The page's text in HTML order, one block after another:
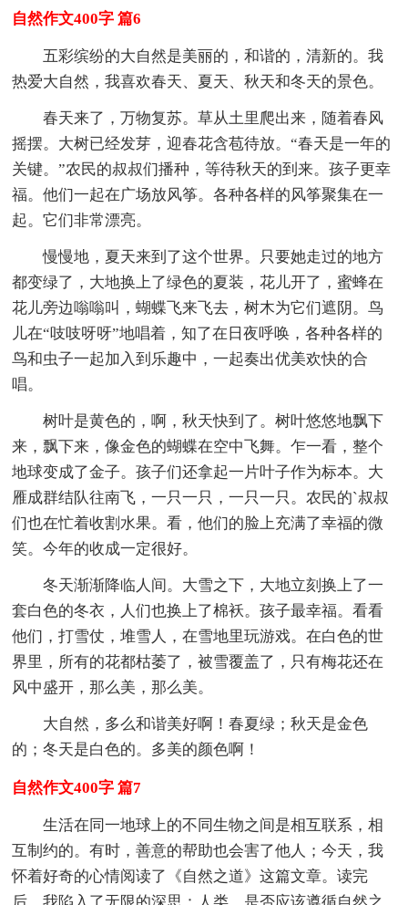
自然作文400字 篇6
五彩缤纷的大自然是美丽的，和谐的，清新的。我
热爱大自然，我喜欢春天、夏天、秋天和冬天的景色。
春天来了，万物复苏。草从土里爬出来，随着春风
摇摆。大树已经发芽，迎春花含苞待放。“春天是一年的
关键。”农民的叔叔们播种，等待秋天的到来。孩子更幸
福。他们一起在广场放风筝。各种各样的风筝聚集在一
起。它们非常漂亮。
慢慢地，夏天来到了这个世界。只要她走过的地方
都变绿了，大地换上了绿色的夏装，花儿开了，蜜蜂在
花儿旁边嗡嗡叫，蝴蝶飞来飞去，树木为它们遮阴。鸟
儿在“吱吱呀呀”地唱着，知了在日夜呼唤，各种各样的
鸟和虫子一起加入到乐趣中，一起奏出优美欢快的合
唱。
树叶是黄色的，啊，秋天快到了。树叶悠悠地飘下
来，飘下来，像金色的蝴蝶在空中飞舞。乍一看，整个
地球变成了金子。孩子们还拿起一片叶子作为标本。大
雁成群结队往南飞，一只一只，一只一只。农民的`叔叔
们也在忙着收割水果。看，他们的脸上充满了幸福的微
笑。今年的收成一定很好。
冬天渐渐降临人间。大雪之下，大地立刻换上了一
套白色的冬衣，人们也换上了棉袄。孩子最幸福。看看
他们，打雪仗，堆雪人，在雪地里玩游戏。在白色的世
界里，所有的花都枯萎了，被雪覆盖了，只有梅花还在
风中盛开，那么美，那么美。
大自然，多么和谐美好啊！春夏绿；秋天是金色
的；冬天是白色的。多美的颜色啊！
自然作文400字 篇7
生活在同一地球上的不同生物之间是相互联系，相
互制约的。有时，善意的帮助也会害了他人；今天，我
怀着好奇的心情阅读了《自然之道》这篇文章。读完